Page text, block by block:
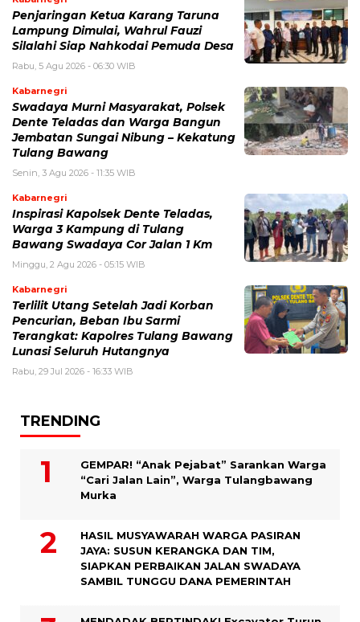
Penjaringan Ketua Karang Taruna
Lampung Dimulai, Wahrul Fauzi
Silalahi Siap Nahkodai Pemuda Desa
Rabu, 5 Agu 2026 - 06:30 WIB
Kabarnegri
Swadaya Murni Masyarakat, Polsek
Dente Teladas dan Warga Bangun
Jembatan Sungai Nibung – Kekatung
Tulang Bawang
Senin, 3 Agu 2026 - 11:35 WIB
Kabarnegri
Inspirasi Kapolsek Dente Teladas,
Warga 3 Kampung di Tulang
Bawang Swadaya Cor Jalan 1 Km
Minggu, 2 Agu 2026 - 05:15 WIB
Kabarnegri
Terlilit Utang Setelah Jadi Korban
Pencurian, Beban Ibu Sarmi
Terangkat: Kapolres Tulang Bawang
Lunasi Seluruh Hutangnya
Rabu, 29 Jul 2026 - 16:33 WIB
TRENDING
GEMPAR! “Anak Pejabat” Sarankan Warga
“Cari Jalan Lain”, Warga Tulangbawang
Murka
HASIL MUSYAWARAH WARGA PASIRAN
JAYA: SUSUN KERANGKA DAN TIM,
SIAPKAN PERBAIKAN JALAN SWADAYA
SAMBIL TUNGGU DANA PEMERINTAH